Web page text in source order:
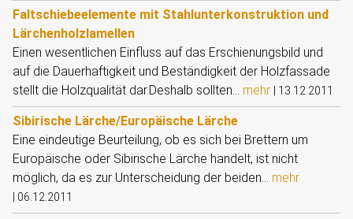
Faltschiebeelemente mit Stahlunterkonstruktion und
Lärchenholzlamellen
Einen wesentlichen Einfluss auf das Erschienungsbild und
auf die Dauerhaftigkeit und Beständigkeit der Holzfassade
stellt die Holzqualität dar.Deshalb sollten... mehr 13.12.2011
Sibirische Lärche/Europäische Lärche
Eine eindeutige Beurteilung, ob es sich bei Brettern um
Europäische oder Sibirische Lärche handelt, ist nicht
möglich, da es zur Unterscheidung der beiden... mehr
06.12.2011